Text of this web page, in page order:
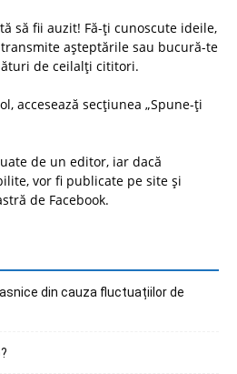
să fii auzit! Fă-ți cunoscute ideile,
așteptările sau bucură-te
de ceilalți cititori.
accesează secțiunea „Spune-ți
de un editor, iar dacă
vor fi publicate pe site și
de Facebook.
din cauza fluctuațiilor de